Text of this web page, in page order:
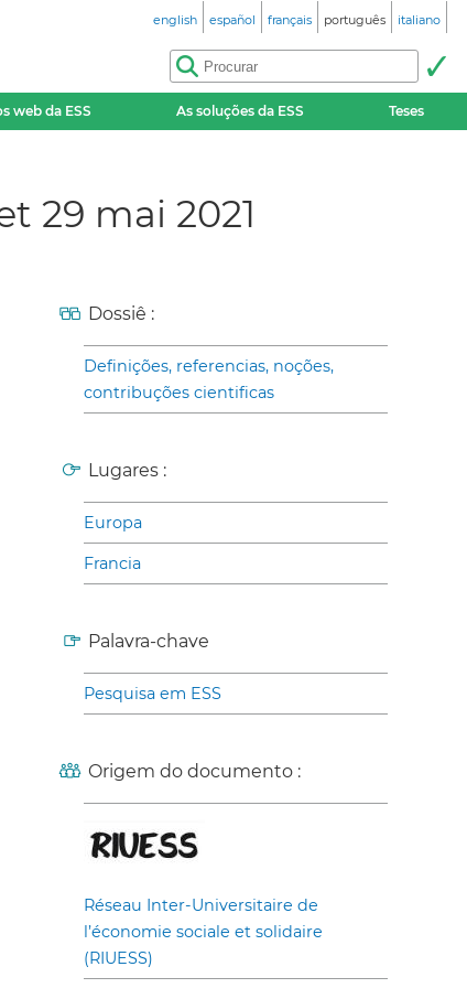
english español français português italiano
web da ESS As soluções da ESS Teses
29 mai 2021
Dossiê :
Definições, referencias, noções,
contribuções cientificas
Lugares :
Europa
Francia
Palavra-chave
Pesquisa em ESS
Origem do documento :
Réseau Inter-Universitaire de
l’économie sociale et solidaire
(RIUESS)